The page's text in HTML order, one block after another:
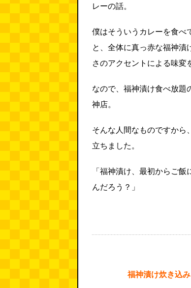
レーの話。
僕はそういうカレーを食べ
と、全体に真っ赤な福神漬
さのアクセントによる味変
なので、福神漬け食べ放題
神店。
そんな人間なものですから
立ちました。
「福神漬け、最初からご
んだろう？」
福神漬け炊き込